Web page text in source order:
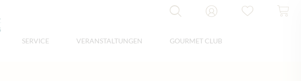
SERVICE VERANSTALTUNGEN GOURMET CLUB